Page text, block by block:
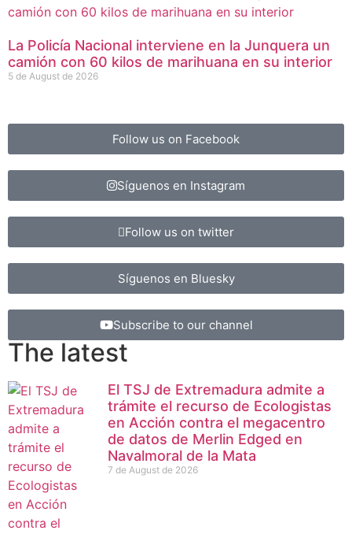
La Policía Nacional interviene en la Junquera un
camión con 60 kilos de marihuana en su interior
5 de August de 2026
Follow us on Facebook
Síguenos en Instagram
Follow us on twitter
Síguenos en Bluesky
Subscribe to our channel
The latest
El TSJ de Extremadura admite a
trámite el recurso de Ecologistas
en Acción contra el megacentro
de datos de Merlin Edged en
Navalmoral de la Mata
7 de August de 2026